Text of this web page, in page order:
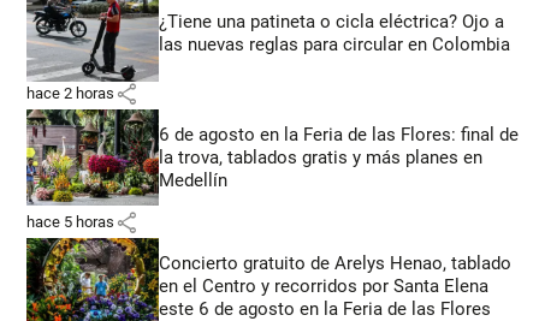
¿Tiene una patineta o cicla eléctrica? Ojo a
las nuevas reglas para circular en Colombia
hace 2 horas share
6 de agosto en la Feria de las Flores: final de
la trova, tablados gratis y más planes en
Medellín
hace 5 horas share
Concierto gratuito de Arelys Henao, tablado
en el Centro y recorridos por Santa Elena
este 6 de agosto en la Feria de las Flores